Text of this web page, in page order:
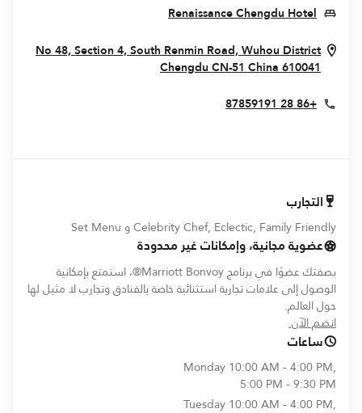
Renaissance Chengdu Hotel
Opens In New Window
No 48, Section 4, South Renmin Road, Wuhou District
ChengduCN-51China610041
Opens In New Window
+86 28 87859191
التجارب
Celebrity Chef, Eclectic, Family Friendly و Set Menu
عضوية مجانية، وإمكانات غير محدودة
بصفتك عضوًا في برنامج Marriott Bonvoy®، استمتع بإمكانية
الوصول إلى علامات تجارية استثنائية خاصة بالفنادق وتجارب لا مثيل لها
حول العالم.
انضم الآن.
ساعات
Monday10:00 AM - 4:00 PM,
5:00 PM - 9:30 PM
Tuesday10:00 AM - 4:00 PM,